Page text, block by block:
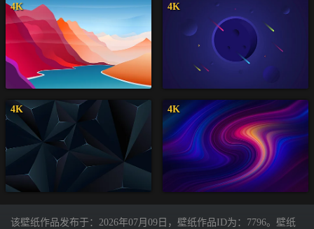
4K 4K
4K 4K
该壁纸作品发布于：2026年07月09日，壁纸作品ID为：7796。壁纸